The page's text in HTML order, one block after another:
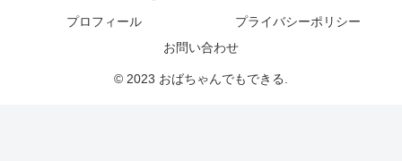
プロフィール
プライバシーポリシー
お問い合わせ
© 2023 おばちゃんでもできる.